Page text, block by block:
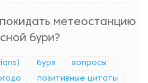
метеостанцию
бури?
буря вопросы
позитивные цитаты